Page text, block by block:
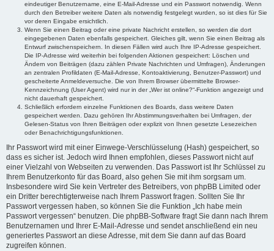
eindeutiger Benutzername, eine E-Mail-Adresse und ein Passwort notwendig. Wenn
durch den Betreiber weitere Daten als notwendig festgelegt wurden, so ist dies für Sie
vor deren Eingabe ersichtlich.
Wenn Sie einen Beitrag oder eine private Nachricht erstellen, so werden die dort
eingegebenen Daten ebenfalls gespeichert. Gleiches gilt, wenn Sie einen Beitrag als
Entwurf zwischenspeichern. In diesen Fällen wird auch Ihre IP-Adresse gespeichert.
Die IP-Adresse wird weiterhin bei folgenden Aktionen gespeichert: Löschen und
Ändern von Beiträgen (dazu zählen Private Nachrichten und Umfragen), Änderungen
an zentralen Profildaten (E-Mail-Adresse, Kontoaktivierung, Benutzer-Passwort) und
gescheiterte Anmeldeversuche. Die von Ihrem Browser übermittelte Browser-
Kennzeichnung (User Agent) wird nur in der „Wer ist online?“-Funktion angezeigt und
nicht dauerhaft gespeichert.
Schließlich erfordern einzelne Funktionen des Boards, dass weitere Daten
gespeichert werden. Dazu gehören Ihr Abstimmungsverhalten bei Umfragen, der
Gelesen-Status von Ihren Beiträgen oder explizit von Ihnen gesetzte Lesezeichen
oder Benachrichtigungsfunktionen.
Ihr Passwort wird mit einer Einwege-Verschlüsselung (Hash) gespeichert, so
dass es sicher ist. Jedoch wird Ihnen empfohlen, dieses Passwort nicht auf
einer Vielzahl von Webseiten zu verwenden. Das Passwort ist Ihr Schlüssel zu
Ihrem Benutzerkonto für das Board, also gehen Sie mit ihm sorgsam um.
Insbesondere wird Sie kein Vertreter des Betreibers, von phpBB Limited oder
ein Dritter berechtigterweise nach Ihrem Passwort fragen. Sollten Sie Ihr
Passwort vergessen haben, so können Sie die Funktion „Ich habe mein
Passwort vergessen“ benutzen. Die phpBB-Software fragt Sie dann nach Ihrem
Benutzernamen und Ihrer E-Mail-Adresse und sendet anschließend ein neu
generiertes Passwort an diese Adresse, mit dem Sie dann auf das Board
zugreifen können.